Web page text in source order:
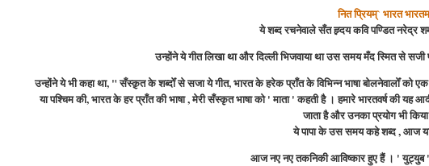
नितप्रियम्` भारत
ये शब्द रचनेवाले सँत ह्र्दय कवि पण्डित नरेद्र
उन्होंने ये गीत लिखा था और दिल्ली भिजवाया था उस समय मँद स्मित से
उन्होंने ये भी कहा था, " सँस्क़ृत के शब्दोँ से सजा ये गीत, भारत के हरेक प्राँत के विभिन्न भाषा बोलनेवालोँ को एक
या पश्चिम की, भारत के हर प्राँत की भाषा , मेरी सँस्कृत भाषा को 'माता 'कहती है । हमारे भारतवर्ष की यह
जाता है और उनका प्रयोग भी
येपापा के उस समय कहे शब्द , आज
आजनए नए तकनिकी आविष्कार हुए हैं । '